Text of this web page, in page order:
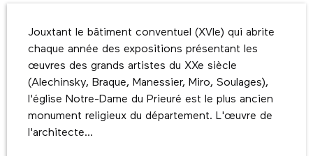
Jouxtant le bâtiment conventuel (XVIe) qui abrite
chaque année des expositions présentant les
œuvres des grands artistes du XXe siècle
(Alechinsky, Braque, Manessier, Miro, Soulages),
l'église Notre-Dame du Prieuré est le plus ancien
monument religieux du département. L'œuvre de
l'architecte...